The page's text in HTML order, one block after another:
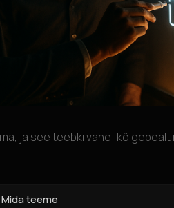
ja see teebki vahe:
Mida teeme